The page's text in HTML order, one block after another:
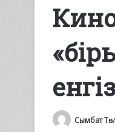
Сымбат